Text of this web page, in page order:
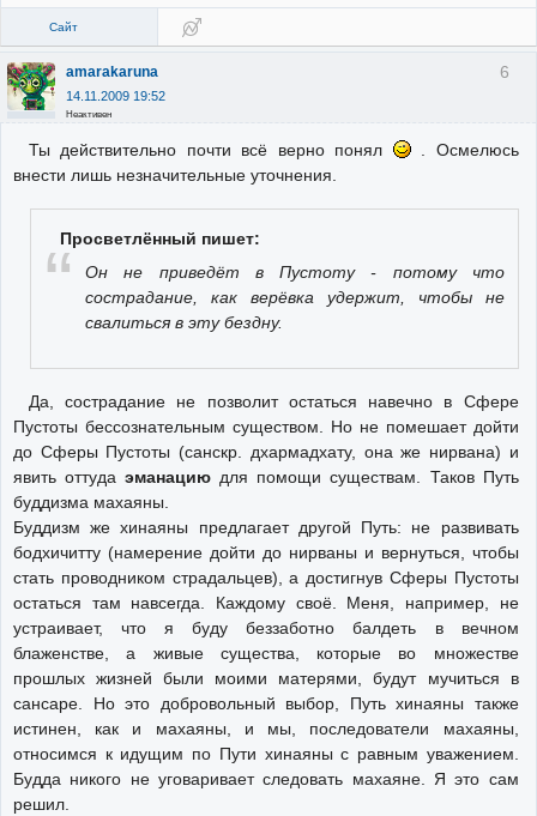
Сайт
6
amarakaruna
14.11.2009 19:52
Неактивен
Ты действительно почти всё верно понял
. Осмелюсь
внести лишь незначительные уточнения.
Просветлённый пишет:
Он не приведёт в Пустоту - потому что
сострадание, как верёвка удержит, чтобы не
свалиться в эту бездну.
Да, сострадание не позволит остаться навечно в Сфере
Пустоты бессознательным существом. Но не помешает дойти
до Сферы Пустоты (санскр. дхармадхату, она же нирвана) и
явить оттудаэманацию для помощи существам. Таков Путь
буддизма махаяны.
Буддизм же хинаяны предлагает другой Путь: не развивать
бодхичитту (намерение дойти до нирваны и вернуться, чтобы
стать проводником страдальцев), а достигнув Сферы Пустоты
остаться там навсегда. Каждому своё. Меня, например, не
устраивает, что я буду беззаботно балдеть в вечном
блаженстве, а живые существа, которые во множестве
прошлых жизней были моими матерями, будут мучиться в
сансаре. Но это добровольный выбор, Путь хинаяны также
истинен, как и махаяны, и мы, последователи махаяны,
относимся к идущим по Пути хинаяны с равным уважением.
Будда никого не уговаривает следовать махаяне. Я это сам
решил.